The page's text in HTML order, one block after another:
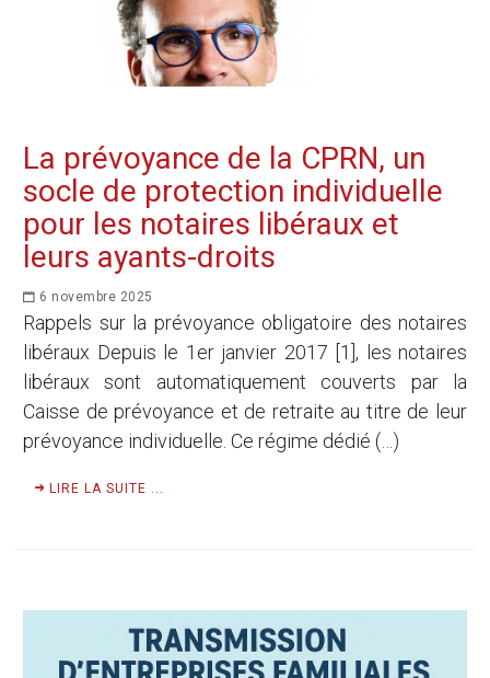
La prévoyance de la CPRN, un
socle de protection individuelle
pour les notaires libéraux et
leurs ayants-droits
6 novembre 2025
Rappels sur la prévoyance obligatoire des notaires
libéraux Depuis le 1er janvier 2017 [1], les notaires
libéraux sont automatiquement couverts par la
Caisse de prévoyance et de retraite au titre de leur
prévoyance individuelle. Ce régime dédié (…)
LIRE LA SUITE ...